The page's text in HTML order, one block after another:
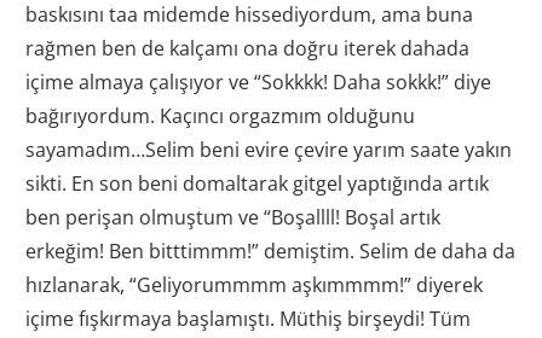
baskısını taa midemde hissediyordum, ama buna
rağmen ben de kalçamı ona doğru iterek dahada
içime almaya çalışıyor ve “Sokkkk! Daha sokkk!” diye
bağırıyordum. Kaçıncı orgazmım olduğunu
sayamadım…Selim beni evire çevire yarım saate yakın
sikti. En son beni domaltarak gitgel yaptığında artık
ben perişan olmuştum ve “Boşallll! Boşal artık
erkeğim! Ben bitttimmm!” demiştim. Selim de daha da
hızlanarak, “Geliyorummmm aşkımmmm!” diyerek
içime fışkırmaya başlamıştı. Müthiş birşeydi! Tüm